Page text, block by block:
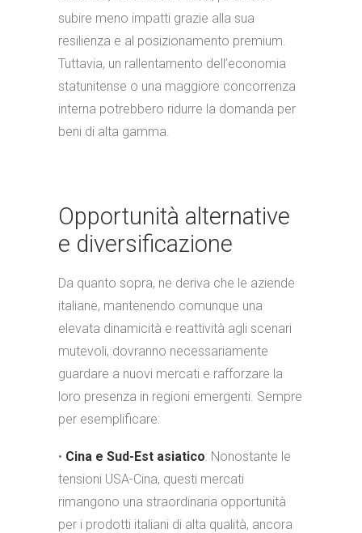
subire meno impatti grazie alla sua
resilienza e al posizionamento premium.
Tuttavia, un rallentamento dell’economia
statunitense o una maggiore concorrenza
interna potrebbero ridurre la domanda per
beni di alta gamma.
Opportunità alternative
e diversificazione
Da quanto sopra, ne deriva che le aziende
italiane, mantenendo comunque una
elevata dinamicità e reattività agli scenari
mutevoli, dovranno necessariamente
guardare a nuovi mercati e rafforzare la
loro presenza in regioni emergenti. Sempre
per esemplificare:
• Cina e Sud-Est asiatico: Nonostante le
tensioni USA-Cina, questi mercati
rimangono una straordinaria opportunità
per i prodotti italiani di alta qualità, ancora